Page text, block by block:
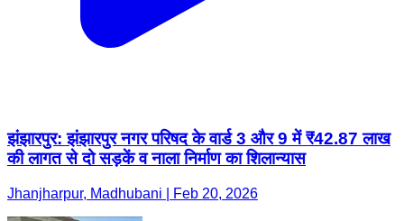
झंझारपुर: झंझारपुर नगर परिषद के वार्ड 3 और 9 में ₹42.87 लाख
की लागत से दो सड़कें व नाला निर्माण का शिलान्यास
Jhanjharpur, Madhubani | Feb 20, 2026